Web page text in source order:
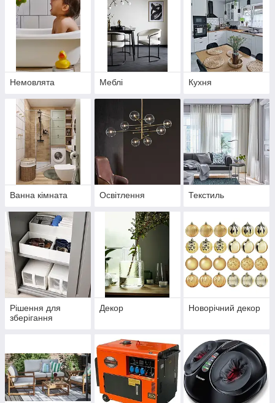
Немовлята Меблі Кухня
Ванна кімната Освітлення Текстиль
Рішення для
зберігання
Декор Новорічний декор